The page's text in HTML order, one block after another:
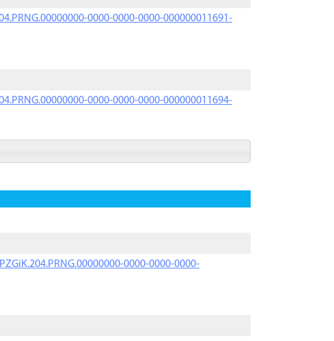
0000-0000-0000-000000011691-
0000-0000-0000-000000011694-
0000-0000-0000-